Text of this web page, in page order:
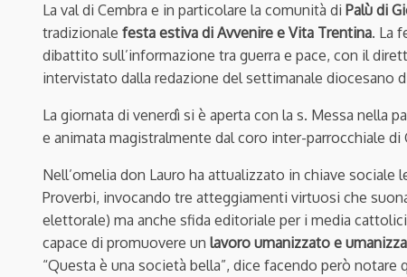
La val di Cembra e in particolare la comunità di Palù di
tradizionale festa estiva di Avvenire e Vita Trentina. La
dibattito sull’informazione tra guerra e pace, con il
intervistato dalla redazione del settimanale diocesano
La giornata di venerdì si è aperta con la s. Messa nella
e animata magistralmente dal coro inter-parrocchiale di
Nell’omelia don Lauro ha attualizzato in chiave
Proverbi, invocando tre atteggiamenti virtuosi che
elettorale) ma anche sfida editoriale per i media
capace di promuovere un lavoro umanizzato e
“Questa è una società bella”, dice facendo però